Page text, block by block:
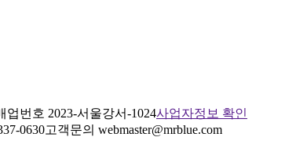
업번호 2023-서울강서-1024사업자정보 확인
0630고객문의 webmaster@mrblue.com